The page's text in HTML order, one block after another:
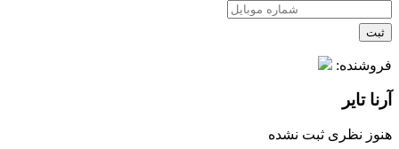
ثبت
فروشنده:
آرنا تایر
هنوز نظری ثبت نشده